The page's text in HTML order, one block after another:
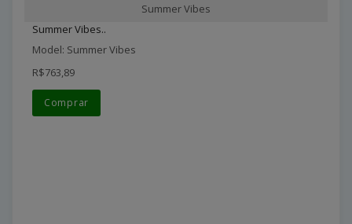
Summer Vibes
Summer Vibes..
Model: Summer Vibes
R$763,89
Comprar